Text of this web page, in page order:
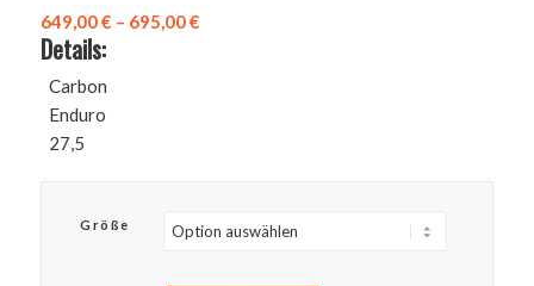
649,00€ – 695,00€Preisspanne:
Details:
Carbon
Enduro
27,5
Größe